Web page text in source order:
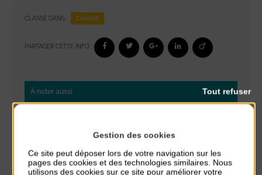
CLASSÉ DANS : Concert
PARTAGER CETTE INFO :
À noter aussi
Place du Général de Gaulle
Concert
Gestion des cookies
Ce site peut déposer lors de votre navigation sur les
pages des cookies et des technologies similaires. Nous
utilisons des cookies sur ce site pour améliorer votre
Tout refuser